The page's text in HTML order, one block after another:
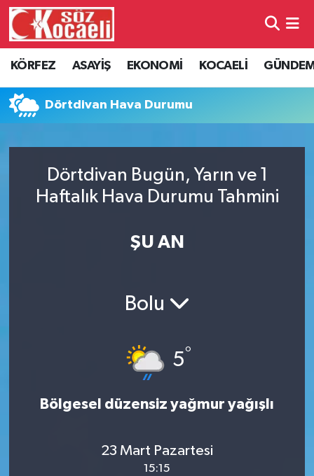
KÖRFEZ ASAYİŞ EKONOMİ KOCAELİ
Dörtdivan Hava Durumu
Dörtdivan Bugün, Yarın ve 1
Haftalık Hava Durumu Tahmini
ŞU AN
Bolu
5°
Bölgesel düzensiz yağmur yağışlı
23 Mart Pazartesi
15:15
Kocaeli Hava Durumu
Kocaeli Namaz Vakitleri
Süper Lig Puan Durumu ve Fikstür